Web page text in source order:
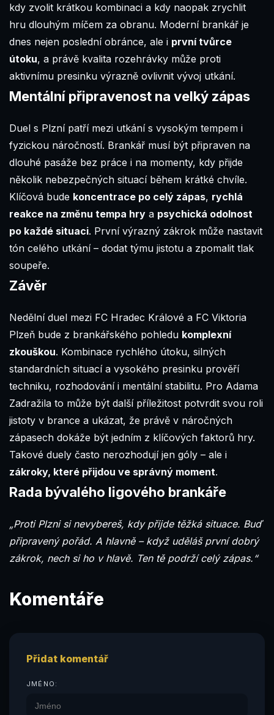
kdy zvolit krátkou kombinaci a kdy naopak zrychlit
hru dlouhým míčem za obranu. Moderní brankář je
dnes nejen poslední obránce, ale i první tvůrce
útoku, a právě kvalita rozehrávky může proti
aktivnímu presinku výrazně ovlivnit vývoj utkání.
Mentální připravenost na velký zápas
Duel s Plzní patří mezi utkání s vysokým tempem i
fyzickou náročností. Brankář musí být připraven na
dlouhé pasáže bez práce i na momenty, kdy přijde
několik nebezpečných situací během krátké chvíle.
Klíčová bude koncentrace po celý zápas, rychlá
reakce na změnu tempa hry a psychická odolnost
po každé situaci. První výrazný zákrok může nastavit
tón celého utkání – dodat týmu jistotu a zpomalit tlak
soupeře.
Závěr
Nedělní duel mezi FC Hradec Králové a FC Viktoria
Plzeň bude z brankářského pohledu komplexní
zkouškou. Kombinace rychlého útoku, silných
standardních situací a vysokého presinku prověří
techniku, rozhodování i mentální stabilitu. Pro Adama
Zadražila to může být další příležitost potvrdit svou roli
jistoty v brance a ukázat, že právě v náročných
zápasech dokáže být jedním z klíčových faktorů hry.
Takové duely často nerozhodují jen góly – ale i
zákroky, které přijdou ve správný moment.
Rada bývalého ligového brankáře
„Proti Plzni si nevybereš, kdy přijde těžká situace. Buď
připravený pořád. A hlavně – když uděláš první dobrý
zákrok, nech si ho v hlavě. Ten tě podrží celý zápas.“
Komentáře
Přidat komentář
JMÉNO: